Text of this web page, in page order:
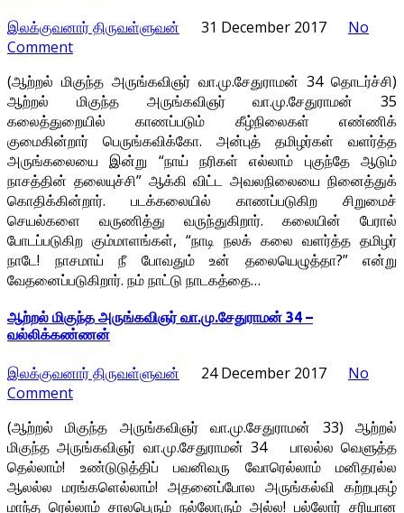
இலக்குவனார் திருவள்ளுவன் 31 December 2017
No
Comment
(ஆற்றல் மிகுந்த அருங்கவிஞர் வா.மு.சேதுராமன் 34 தொடர்ச்சி)
ஆற்றல் மிகுந்த அருங்கவிஞர் வா.மு.சேதுராமன் 35
கலைத்துறையில் காணப்படும் கீழ்நிலைகள் எண்ணிக்
குமைகின்றார் பெருங்கவிக்கோ. அன்புத் தமிழர்கள் வளர்த்த
அருங்கலையை இன்று “நாய் நரிகள் எல்லாம் புகுந்தே ஆடும்
நாசத்தின் தலையுச்சி” ஆக்கி விட்ட அவலநிலையை நினைத்துக்
கொதிக்கின்றார். படக்கலையில் காணப்படுகிற சிறுமைச்
செயல்களை வருணித்து வருந்துகிறார். கலையின் பேரால்
போடப்படுகிற கும்மாளங்கள், “நாடி நலக் கலை வளர்த்த தமிழர்
நாடே! நாசமாய் நீ போவதும் உன் தலையெழுத்தா?” என்று
வேதனைப்படுகிறார். நம் நாட்டு நாடகத்தை…
ஆற்றல் மிகுந்த அருங்கவிஞர் வா.மு.சேதுராமன் 34 –
வல்லிக்கண்ணன்
இலக்குவனார் திருவள்ளுவன் 24 December 2017
No
Comment
(ஆற்றல் மிகுந்த அருங்கவிஞர் வா.மு.சேதுராமன் 33) ஆற்றல்
மிகுந்த அருங்கவிஞர் வா.மு.சேதுராமன் 34 பாலல்ல வெளுத்த
தெல்லாம்! உண்டுடுத்திப் பவனிவரு வோரெல்லாம் மனிதரல்ல
ஆலல்ல மரங்களெல்லாம்! அதனைப்போல அருங்கல்வி கற்றபுகழ்
மாந்த ரெல்லாம் சாலபெரும் நல்லோரும் அல்ல! பல்லோர் சரியான